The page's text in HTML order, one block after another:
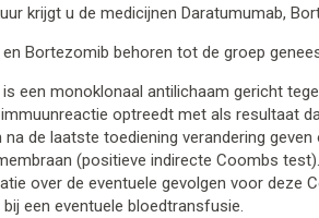
krijgt u de medicijnen Daratumumab,
Bortezomib behoren tot de groep
een monoklonaal antilichaam gericht
optreedt met als resultaat
de laatste toediening verandering
(positieve indirecte Coombs
over de eventuele gevolgen voor deze
een eventuele bloedtransfusie.